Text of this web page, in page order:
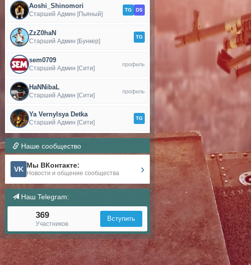
Aoshi_Shinomori
Старший Админ [Пьяный]
TG DS
ZzZ0haN
Старший Админ [Бункер]
TG
sem0709
Старший Админ [Сити]
профиль
HaNNibaL
Старший Админ [Сити]
профиль
Ya Vernylsya Detka
Старший Админ [Сити]
TG
Наше сообщество
VK Мы ВКонтакте:
Новости и общение сообщества ›
Наш Telegram:
369
Участников
Вступить